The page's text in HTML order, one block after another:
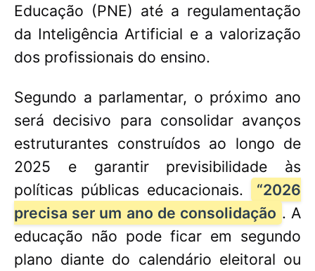
Educação (PNE) até a regulamentação
da Inteligência Artificial e a valorização
dos profissionais do ensino.
Segundo a parlamentar, o próximo ano
será decisivo para consolidar avanços
estruturantes construídos ao longo de
2025 e garantir previsibilidade às
políticas públicas educacionais.
“2026
precisa ser um ano de consolidação . A
educação não pode ficar em segundo
plano diante do calendário eleitoral ou